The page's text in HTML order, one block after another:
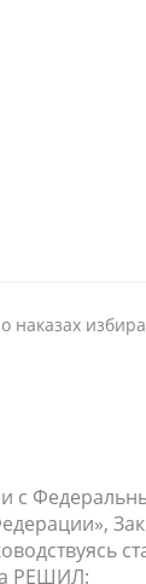
наказах
с
РЕШИЛ: